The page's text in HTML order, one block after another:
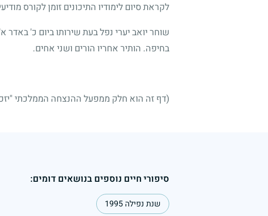
לקראת סיום לימודיו התיכונים זומן לקורס
שוחר יואב יערי נפל בעת שירותו ביום כ'
בחיפה. הותיר אחריו הורים ושני אחים.
(דף זה הוא חלק ממפעל ההנצחה הממלכתי
סיפורי חיים נוספים בנושאים דומים:
שנת נפילה 1995